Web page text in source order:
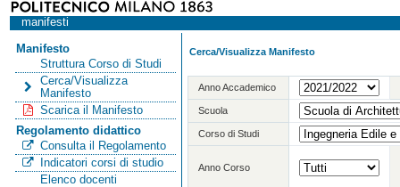
manifesti
Manifesto
Struttura Corso di Studi
Cerca/Visualizza
Manifesto
Scarica il Manifesto
Regolamento didattico
Consulta il Regolamento
Indicatori corsi di studio
Elenco docenti
Cerca/Visualizza Manifesto
Anno Accademico
Scuola
Corso di Studi
Anno Corso